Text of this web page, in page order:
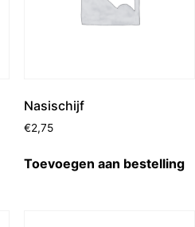
Nasischijf
€2,75
Toevoegen aan bestelling